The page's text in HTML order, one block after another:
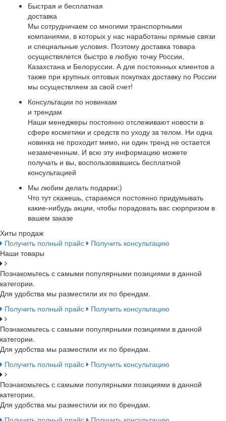
Быстрая и бесплатная
доставка
Мы сотрудничаем со многими транспортными
компаниями, в которых у нас наработаны прямые связи
и специальные условия. Поэтому доставка товара
осуществялется быстро в любую точку России,
Казахстана и Белоруссии. А для постоянных клиентов а
также при крупных оптовых покупках доставку по России
мы осуществляем за свой счет!
Консультации по новинкам
и трендам
Наши менеджеры постоянно отслеживают новости в
сфере косметики и средств по уходу за телом. Ни одна
новинка не проходит мимо, ни один тренд не остается
незамеченным. И всю эту информацию можете
получать и вы, воспользовавшись бесплатной
консультацией
Мы любим делать подарки:)
Что тут скажешь, стараемся постоянно придумывать
какие-нибудь акции, чтобы порадовать вас сюрпризом в
вашем заказе
Хиты продаж
Получить полный прайс
Получить консультацию
Наши товары
Познакомьтесь с самыми популярными позициями в данной
категории.
Для удобства мы разместили их по брендам.
Получить полный прайс
Получить консультацию
Познакомьтесь с самыми популярными позициями в данной
категории.
Для удобства мы разместили их по брендам.
Получить полный прайс
Получить консультацию
Познакомьтесь с самыми популярными позициями в данной
категории.
Для удобства мы разместили их по брендам.